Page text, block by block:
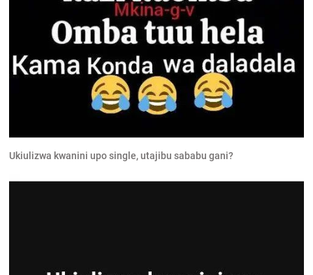
Ukiulizwa kwanini upo single, utajibu sababu gani?